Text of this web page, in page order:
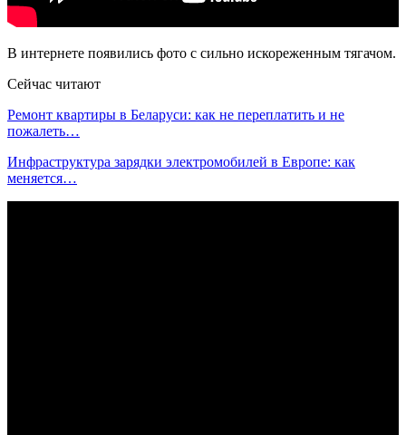
В интернете появились фото с сильно искореженным тягачом.
Сейчас читают
Ремонт квартиры в Беларуси: как не переплатить и не
пожалеть…
Инфраструктура зарядки электромобилей в Европе: как
меняется…